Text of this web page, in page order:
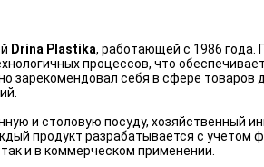
Drina Plastika, работающей с 1986 года.
процессов, что
зарекомендовал себя в сфере товаров
и столовую посуду, хозяйственный
продукт разрабатывается с учетом
и в коммерческом применении.